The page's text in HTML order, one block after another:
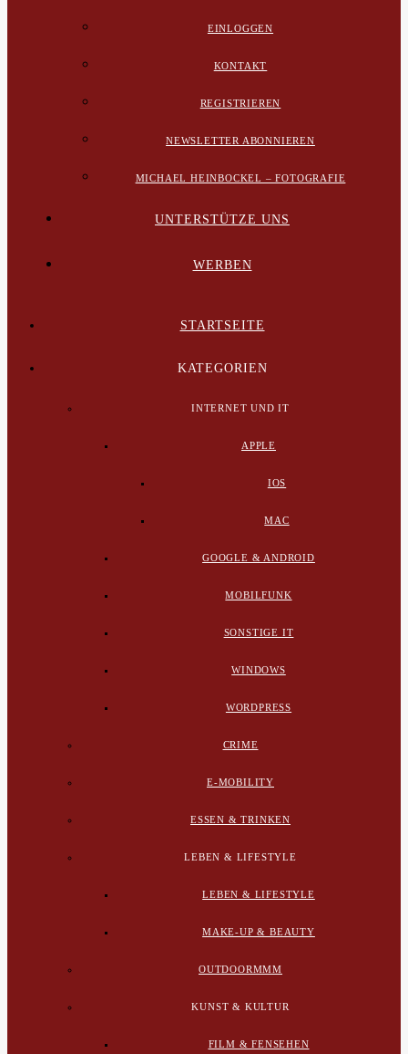
EINLOGGEN
KONTAKT
REGISTRIEREN
NEWSLETTER ABONNIEREN
MICHAEL HEINBOCKEL – FOTOGRAFIE
UNTERSTÜTZE UNS
WERBEN
STARTSEITE
KATEGORIEN
INTERNET UND IT
APPLE
IOS
MAC
GOOGLE & ANDROID
MOBILFUNK
SONSTIGE IT
WINDOWS
WORDPRESS
CRIME
E-MOBILITY
ESSEN & TRINKEN
LEBEN & LIFESTYLE
LEBEN & LIFESTYLE
MAKE-UP & BEAUTY
OUTDOORMMM
KUNST & KULTUR
FILM & FENSEHEN